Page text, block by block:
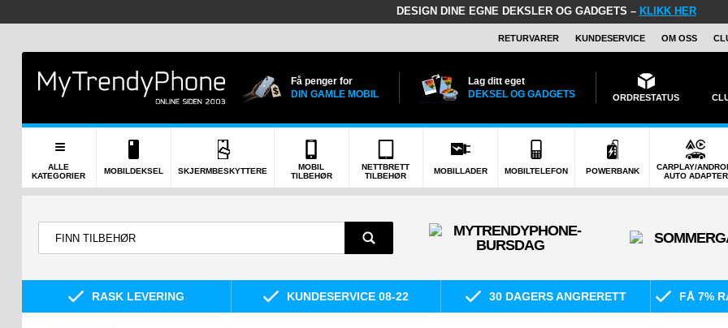
DESIGN DINE EGNE DEKSLER OG GADGETS – KLIKK HER
RETURVARER KUNDESERVICE OM OSS
Få penger for
DIN GAMLE MOBIL
Lag ditt eget
DEKSEL OG GADGETS
ORDRESTATUS
ALLE
KATEGORIER
MOBILDEKSEL SKJERMBESKYTTERE
MOBIL
TILBEHØR
NETTBRETT
TILBEHØR
MOBILLADER MOBILTELEFON POWERBANK
CARPLAY/
AUTO ADAPTER
RASK LEVERING KUNDESERVICE 08-22 30 DAGERS ANGRERETT FÅ 7%